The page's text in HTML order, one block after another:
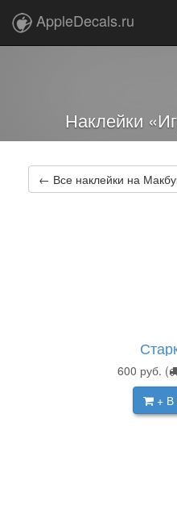
AppleDecals.ru
Наклейки
← Все наклейки на
600 руб. (
+ В